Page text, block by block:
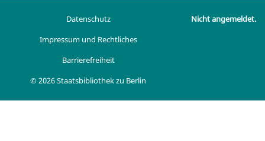
Datenschutz
Impressum und Rechtliches
Barrierefreiheit
© 2026 Staatsbibliothek zu Berlin
Nicht angemeldet.